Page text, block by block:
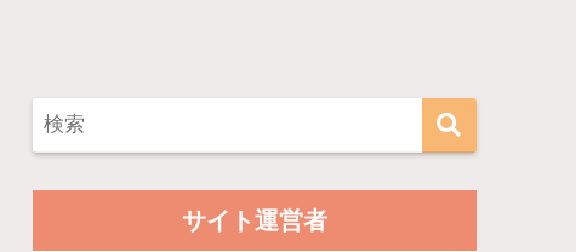
サイト運営者